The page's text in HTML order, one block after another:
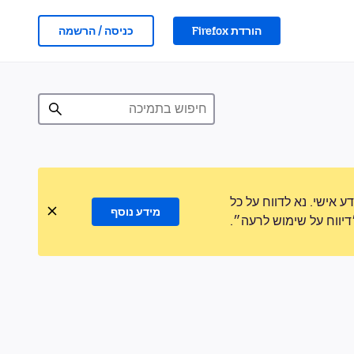
הורדת Firefox כניסה / הרשמה
נא לדווח על כל
על שימוש לרעה״.
מידע נוסף